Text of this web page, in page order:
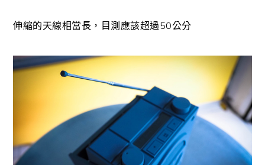
伸縮的天線相當長，目測應該超過50公分